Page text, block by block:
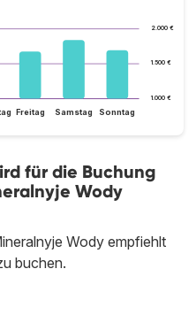
1.000 €
1.500 €
2.000 €
Freitag Samstag Sonntag
für die Buchung
Wody
Wody empfiehlt
buchen.